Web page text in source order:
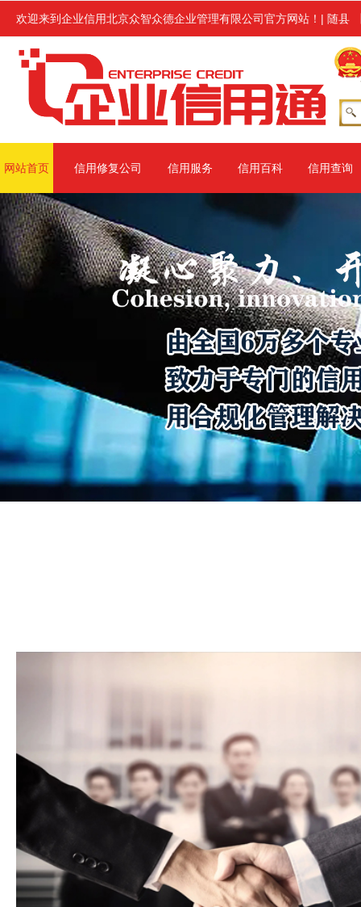
欢迎来到企业信用北京众智众德企业管理有限公司官方网站！ | 随县
业信用修复服务,修复范围涉及信用中国、信用地方(主要指省级网
网站首页 信用修复公司 信用服务 信用百科 信用查询